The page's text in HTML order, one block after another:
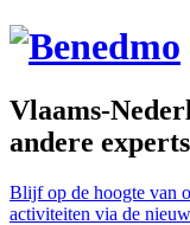
Vlaams-
andere experts
Blijf op de hoogte van
activiteiten via de